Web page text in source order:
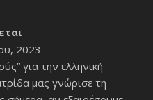
2023
για την ελληνική
μας γνώρισε τη